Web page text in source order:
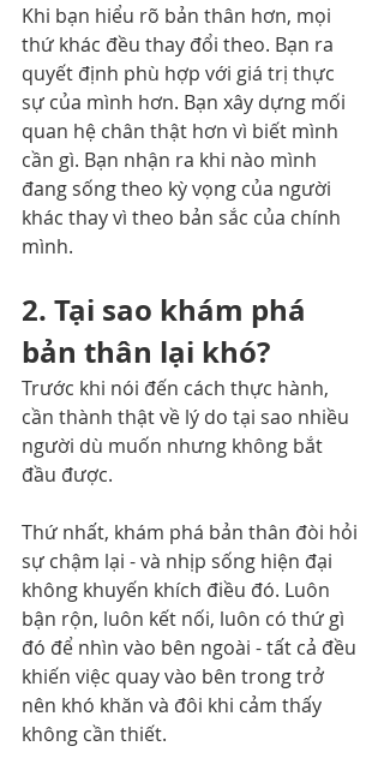
Khi bạn hiểu rõ bản thân hơn, mọi
thứ khác đều thay đổi theo. Bạn ra
quyết định phù hợp với giá trị thực
sự của mình hơn. Bạn xây dựng mối
quan hệ chân thật hơn vì biết mình
cần gì. Bạn nhận ra khi nào mình
đang sống theo kỳ vọng của người
khác thay vì theo bản sắc của chính
mình.
2. Tại sao khám phá
bản thân lại khó?
Trước khi nói đến cách thực hành,
cần thành thật về lý do tại sao nhiều
người dù muốn nhưng không bắt
đầu được.
Thứ nhất, khám phá bản thân đòi hỏi
sự chậm lại - và nhịp sống hiện đại
không khuyến khích điều đó. Luôn
bận rộn, luôn kết nối, luôn có thứ gì
đó để nhìn vào bên ngoài - tất cả đều
khiến việc quay vào bên trong trở
nên khó khăn và đôi khi cảm thấy
không cần thiết.